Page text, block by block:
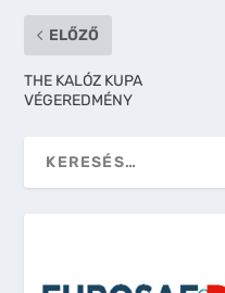
ELŐZŐ
THE KALÓZ KUPA
VÉGEREDMÉNY